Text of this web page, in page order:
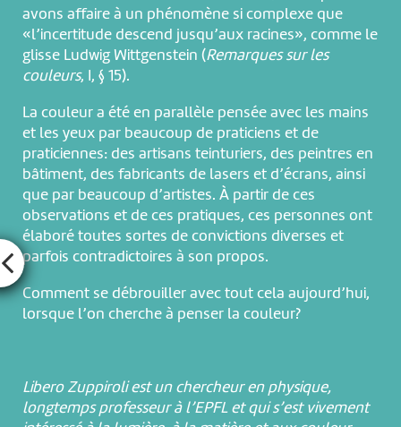
avons affaire à un phénomène si complexe que
«l’incertitude descend jusqu’aux racines», comme le
glisse Ludwig Wittgenstein (Remarques sur les
couleurs, I, § 15).
La couleur a été en parallèle pensée avec les mains
et les yeux par beaucoup de praticiens et de
praticiennes: des artisans teinturiers, des peintres en
bâtiment, des fabricants de lasers et d’écrans, ainsi
que par beaucoup d’artistes. À partir de ces
observations et de ces pratiques, ces personnes ont
élaboré toutes sortes de convictions diverses et
parfois contradictoires à son propos.
Comment se débrouiller avec tout cela aujourd’hui,
lorsque l’on cherche à penser la couleur?
Libero Zuppiroli est un chercheur en physique,
longtemps professeur à l’EPFL et qui s’est vivement